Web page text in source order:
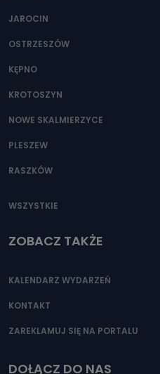
JAROCIN
OSTRZESZÓW
KĘPNO
KROTOSZYN
NOWE SKALMIERZYCE
PLESZEW
RASZKÓW
WSZYSTKIE
ZOBACZ TAKŻE
KALENDARZ WYDARZEŃ
KONTAKT
ZAREKLAMUJ SIĘ NA PORTALU
DOŁĄCZ DO NAS